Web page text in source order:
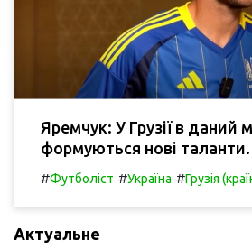
Яремчук: У Грузії в даний
формуються нові таланти.
#Футболіст #Україна #Грузія
Актуальне